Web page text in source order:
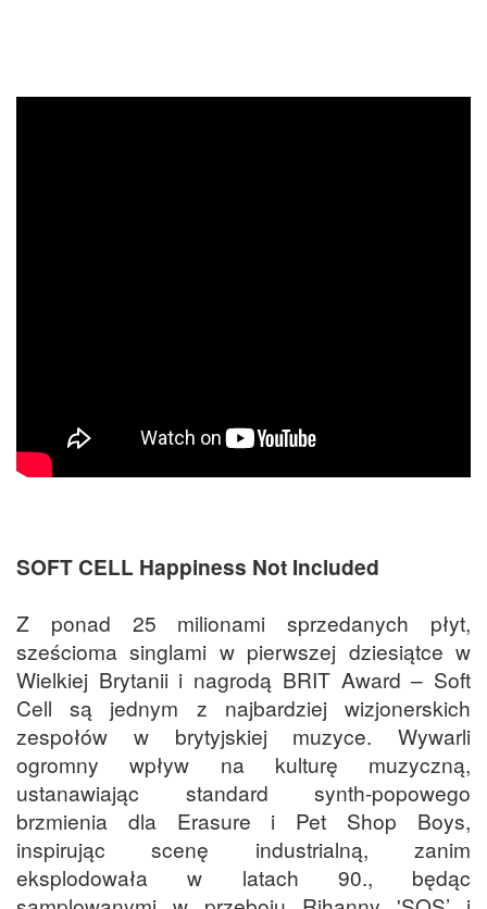
SOFT CELL Happiness Not Included
Z ponad 25 milionami sprzedanych płyt,
sześcioma singlami w pierwszej dziesiątce w
Wielkiej Brytanii i nagrodą BRIT Award – Soft
Cell są jednym z najbardziej wizjonerskich
zespołów w brytyjskiej muzyce. Wywarli
ogromny wpływ na kulturę muzyczną,
ustanawiając standard synth-popowego
brzmienia dla Erasure i Pet Shop Boys,
inspirując scenę industrialną, zanim
eksplodowała w latach 90., będąc